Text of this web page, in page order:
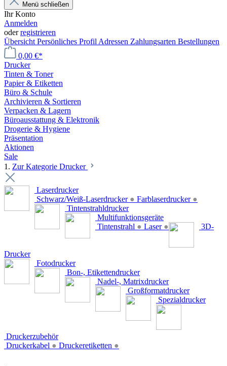
Menü schließen
Ihr Konto
Anmelden
oderregistrieren
Übersicht Persönliches Profil Adressen Zahlungsarten Bestellungen
0,00 €*
Drucker
Tinten & Toner
Papier & Etiketten
Büro & Schule
Archivieren & Sortieren
Verpacken & Lagern
Büroausstattung & Elektronik
Drogerie & Hygiene
Präsentation
Aktionen
Sale
1. Zur Kategorie Drucker
Laserdrucker
Schwarz/Weiß-Laserdrucker ● Farblaserdrucker ●
Tintenstrahldrucker
Multifunktionsgeräte
Tintenstrahl ● Laser ● 3D-
Drucker
Fotodrucker
Bon-, Etikettendrucker
Nadel-, Matrixdrucker
Großformatdrucker
Spezialdrucker
Druckerzubehör
Druckerkabel ● Druckeretiketten ●